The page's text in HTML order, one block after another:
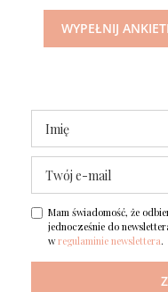
WYPEŁNIJ
Mam świadomość, że
jednocześnie do
wregulaminie newslettera.